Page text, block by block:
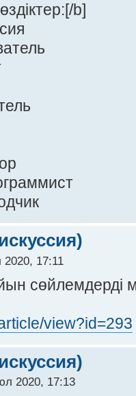
b]
17:11
сөйлемдерді
view?id=293
2020, 17:13